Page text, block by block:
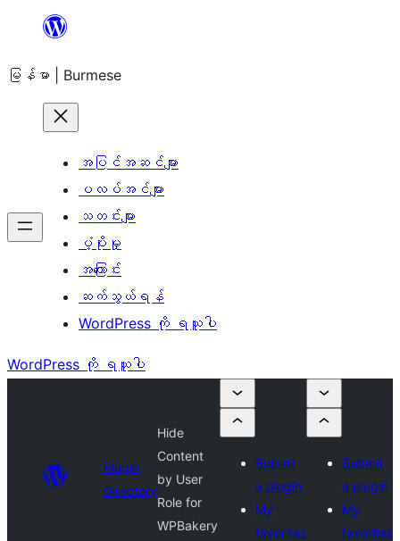
အကြောင်းအရာ
ကျော်သွား
မြန်မာ | Burmese
အပြင်အဆင်များ
ပလပ်အင်များ
သတင်းများ
ပံ့ပိုးမှု
အကြောင်း
ဆက်သွယ်ရန်
WordPress ကို ရယူပါ
WordPress ကို ရယူပါ
Plugin
Directory
Hide
Content
by User
Role for
WPBakery
Submit
a plugin
My
favorites
Submit
a plugin
My
favorites